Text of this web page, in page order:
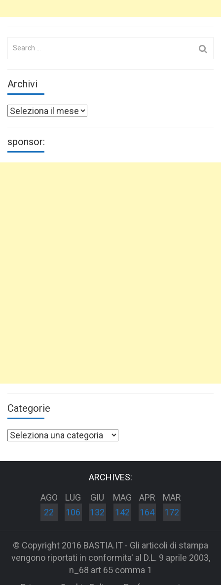
Search
Archivi
Archivi
sponsor:
Categorie
Categorie
ARCHIVES:
AGO
22
LUG
106
GIU
132
MAG
142
APR
164
MAR
172
© Copyright 2016 BASTIA.IT - Gli articoli di stampa
vengono riportati in conformita' al D.L. 9 aprile 2003,
n_68 art 65 comma 1